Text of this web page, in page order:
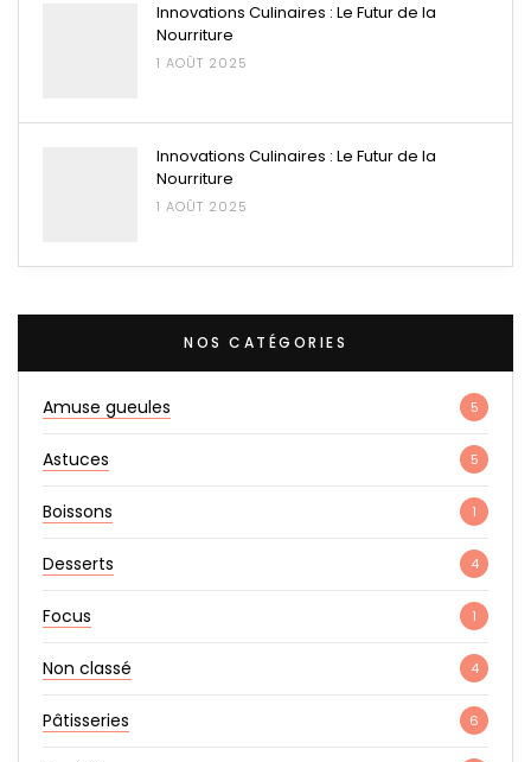
Innovations Culinaires : Le Futur de la
Nourriture
1 AOÛT 2025
Innovations Culinaires : Le Futur de la
Nourriture
1 AOÛT 2025
NOS CATÉGORIES
Amuse gueules 5
Astuces 5
Boissons 1
Desserts 4
Focus 1
Non classé 4
Pâtisseries 6